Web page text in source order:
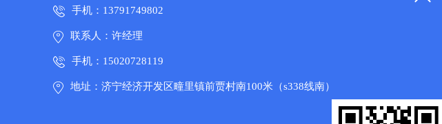
手机：13791749802
联系人：许经理
手机：15020728119
地址：济宁经济开发区疃里镇前贾村南100米（s338线南）